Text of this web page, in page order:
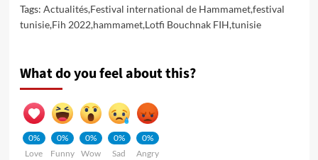
Tags: Actualités,Festival international de Hammamet,festival
tunisie,Fih 2022,hammamet,Lotfi Bouchnak FIH,tunisie
What do you feel about this?
0%
Love
0%
Funny
0%
Wow
0%
Sad
0%
Angry